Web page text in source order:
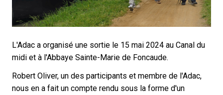
L'Adac a organisé une sortie le 15 mai 2024 au Canal du
midi et à l'Abbaye Sainte-Marie de Foncaude.
Robert Oliver, un des participants et membre de l'Adac,
nous en a fait un compte rendu sous la forme d'un